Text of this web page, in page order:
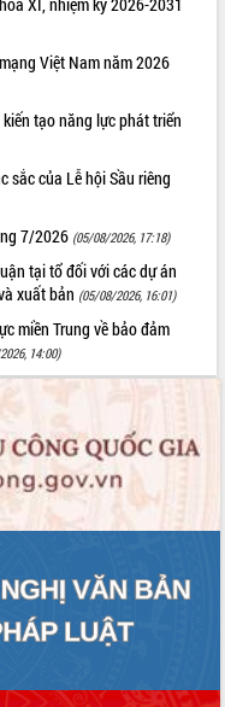
Việt Nam năm 2026
tạo năng lực phát triển
sắc của Lễ hội Sầu riêng
7/2026 (05/08/2026, 17:18)
tại tổ đối với các dự án
xuất bản (05/08/2026, 16:01)
miền Trung về bảo đảm
14:00)